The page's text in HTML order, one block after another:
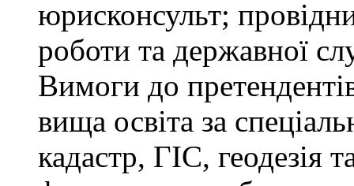
юрисконсульт;
роботи та державної
Вимоги до
вища освіта за
кадастр, ГІС, геодезія